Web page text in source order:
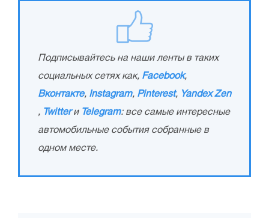
Подписывайтесь на наши ленты в таких
социальных сетях как, Facebook,
Вконтакте, Instagram, Pinterest, Yandex Zen
, Twitterи Telegram: все самые интересные
автомобильные события собранные в
одном месте.